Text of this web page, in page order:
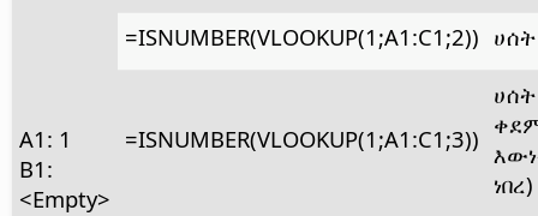
A1: 1
B1:
<Empty>
=ISNUMBER(VLOOKUP(1;A1:C1;2))
=ISNUMBER(VLOOKUP(1;A1:C1;3))
ነበረ)